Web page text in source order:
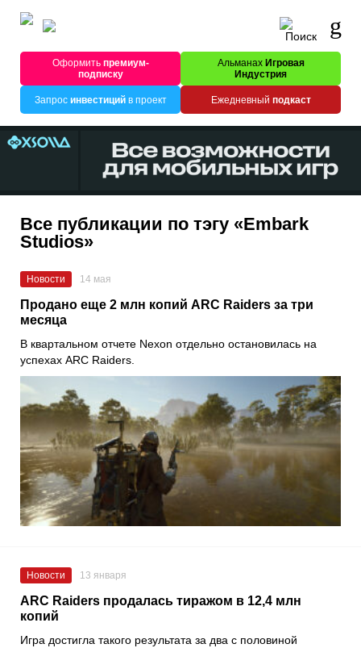
Оформитьпремиум-
подписку
Альманах Игровая
Индустрия
Запрос инвестицийв проект Ежедневный подкаст
Все публикации по тэгу «Embark
Studios»
Новости 14 мая
Продано еще 2 млн копий ARC Raiders за три
месяца
В квартальном отчете Nexon отдельно остановилась на
успехах ARC Raiders.
Новости 13 января
ARC Raiders продалась тиражом в 12,4 млн
копий
Игра достигла такого результата за два с половиной